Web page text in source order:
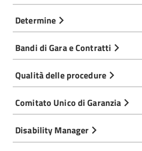
Determine
Bandi di Gara e Contratti
Qualità delle procedure
Comitato Unico di Garanzia
Disability Manager